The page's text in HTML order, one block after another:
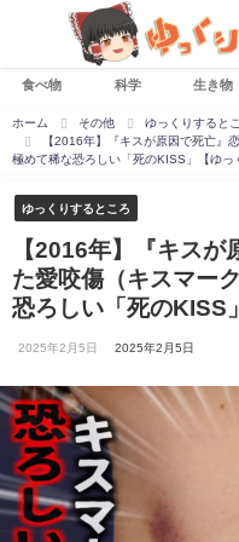
食べ物 科学 生き物
ホーム その他
ゆっくりすると
【2016年】『キスが原因で死亡』
極めて稀な恐ろしい「死のKISS」【ゆっ
ゆっくりするところ
【2016年】『キス
た愛咬傷（キスマー
恐ろしい「死のKISS
2025年2月5日 2025年2月5日